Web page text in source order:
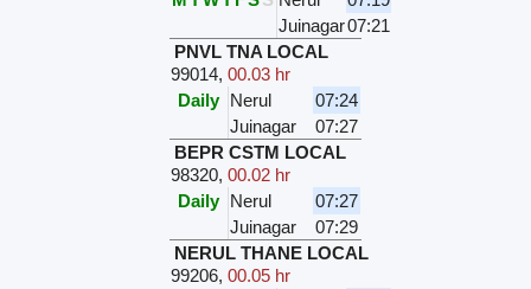
Juinagar07:21
PNVL TNA LOCAL
99014,00.03 hr
Daily Nerul
07:24
Juinagar
07:27
BEPR CSTM LOCAL
98320,00.02 hr
Daily Nerul
07:27
Juinagar
07:29
NERUL THANE LOCAL
99206,00.05 hr